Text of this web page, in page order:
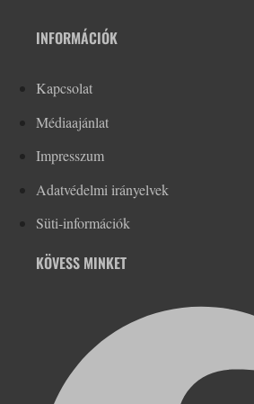
INFORMÁCIÓK
Kapcsolat
Médiaajánlat
Impresszum
Adatvédelmi irányelvek
Süti-információk
KÖVESS MINKET